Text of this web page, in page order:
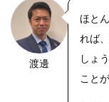
渡邊
ほと
れば
しょ
こと